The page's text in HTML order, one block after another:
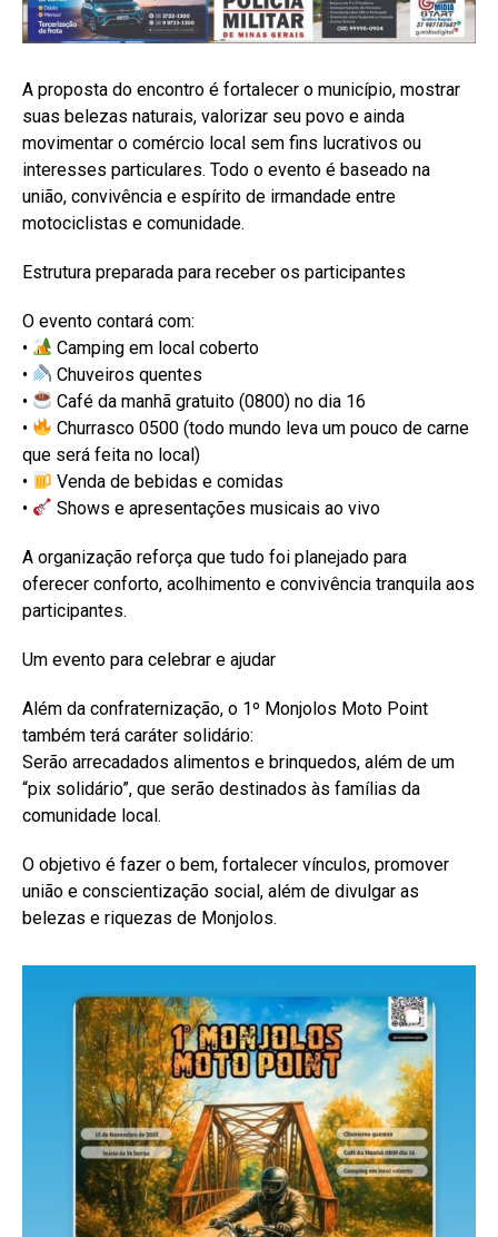
A proposta do encontro é fortalecer o município, mostrar
suas belezas naturais, valorizar seu povo e ainda
movimentar o comércio local sem fins lucrativos ou
interesses particulares. Todo o evento é baseado na
união, convivência e espírito de irmandade entre
motociclistas e comunidade.
Estrutura preparada para receber os participantes
O evento contará com:
•
Camping em local coberto
•
Chuveiros quentes
•
Café da manhã gratuito (0800) no dia 16
•
Churrasco 0500 (todo mundo leva um pouco de carne
que será feita no local)
•
Venda de bebidas e comidas
•
Shows e apresentações musicais ao vivo
A organização reforça que tudo foi planejado para
oferecer conforto, acolhimento e convivência tranquila aos
participantes.
Um evento para celebrar e ajudar
Além da confraternização, o 1º Monjolos Moto Point
também terá caráter solidário:
Serão arrecadados alimentos e brinquedos, além de um
“pix solidário”, que serão destinados às famílias da
comunidade local.
O objetivo é fazer o bem, fortalecer vínculos, promover
união e conscientização social, além de divulgar as
belezas e riquezas de Monjolos.